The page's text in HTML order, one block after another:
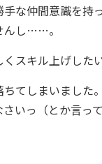
な仲間意識を持
んし……。
スキル上げしたい
てしまいました
いっ（とか言っ